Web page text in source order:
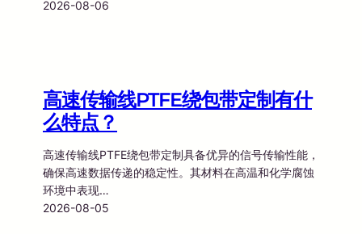
2026-08-06
高速传输线PTFE绕包带定制有什
么特点？
高速传输线PTFE绕包带定制具备优异的信号传输性能，
确保高速数据传递的稳定性。其材料在高温和化学腐蚀
环境中表现…
2026-08-05